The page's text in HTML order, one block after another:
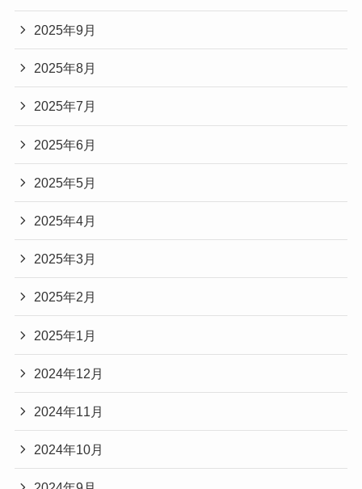
2025年9月
2025年8月
2025年7月
2025年6月
2025年5月
2025年4月
2025年3月
2025年2月
2025年1月
2024年12月
2024年11月
2024年10月